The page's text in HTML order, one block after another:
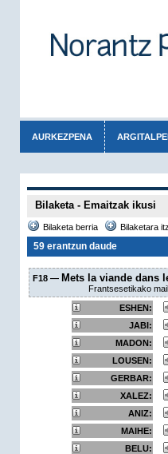
AURKEZPENA
Bilaketa - Emaitzak ikusi
Bilaketa berria Bilaketara
59 erantzun daude
F18 — Mets la viande dans
Frantsesetikako
ESHEN:
JABI:
MADON:
LOUSEN:
GERBAR:
XALEZ:
ANIZ:
MAIHE:
BELU: